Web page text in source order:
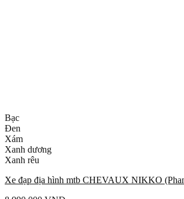
Bạc
Đen
Xám
Xanh dương
Xanh rêu
Xe đạp địa hình mtb CHEVAUX NIKKO